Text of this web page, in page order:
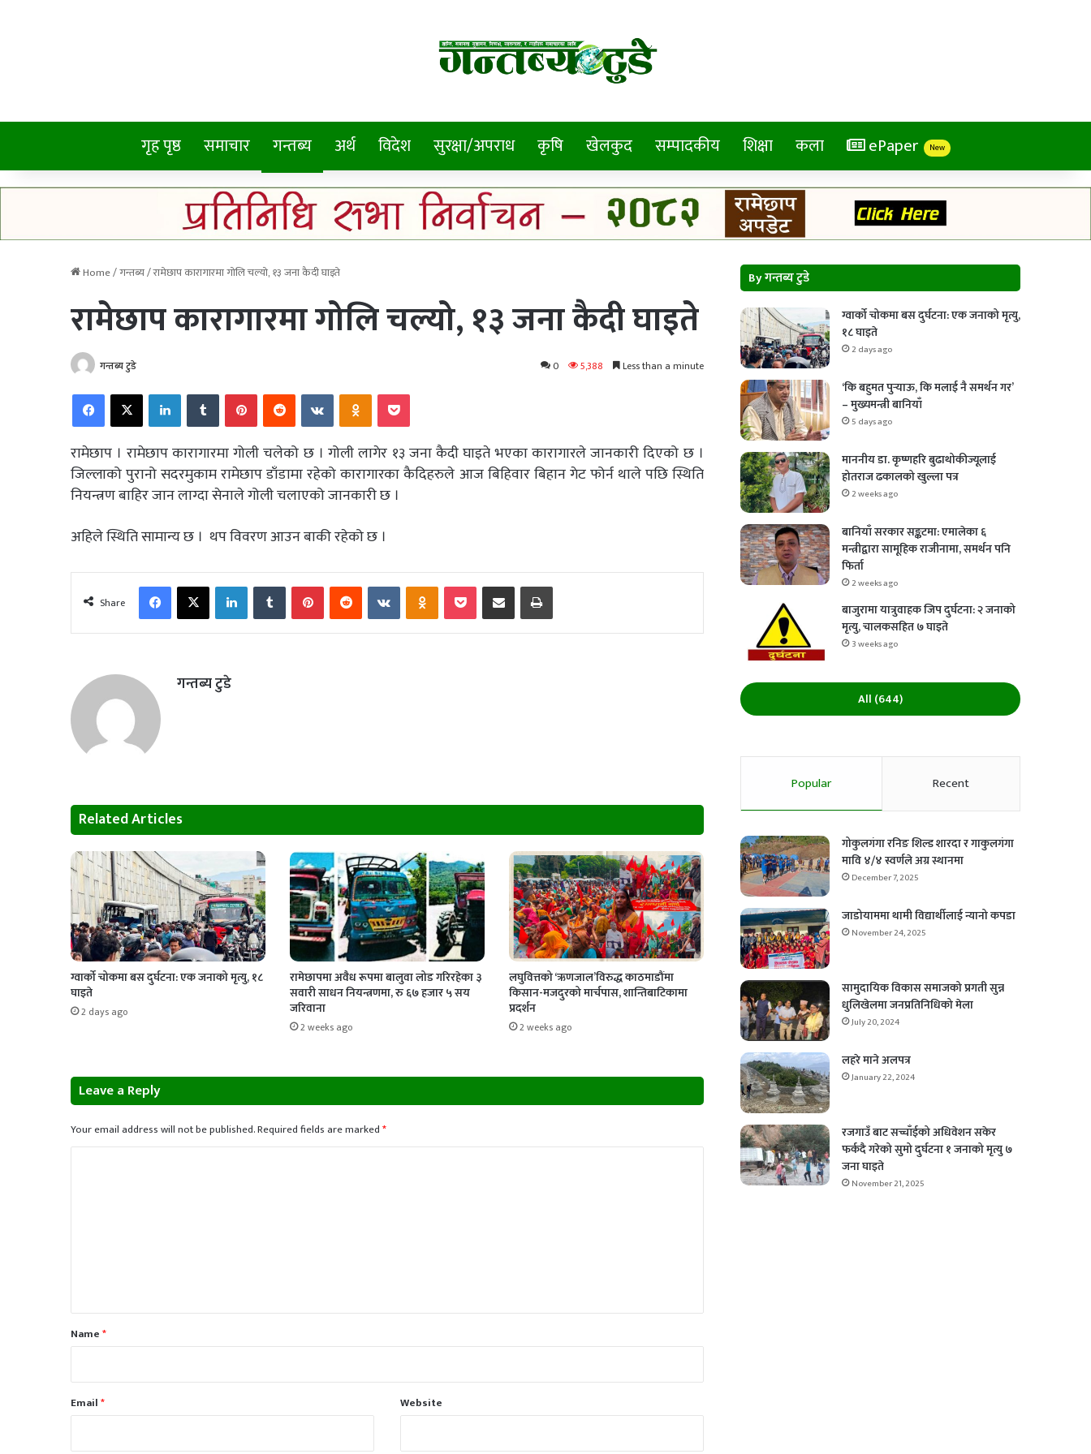
गृह पृष्ठ समाचार गन्तब्य अर्थ विदेश सुरक्षा/अपराध कृषि खेलकुद सम्पादकीय शिक्षा कला ePaper New
Home/गन्तब्य/रामेछाप कारागारमा गोलि चल्यो, १३ जना कैदी घाइते
रामेछाप कारागारमा गोलि चल्यो, १३ जना कैदी घाइते
गन्तब्य टुडे 0 5,388 Less than a minute
FacebookX LinkedInTumblr PinterestReddit VKontakteOdnoklassniki
Pocket
रामेछाप । रामेछाप कारागारमा गोली चलेको छ । गोली लागेर १३ जना कैदी घाइते भएका कारागारले जानकारी दिएको छ ।
जिल्लाको पुरानो सदरमुकाम रामेछाप डाँडामा रहेको कारागारका कैदिहरुले आज बिहिवार बिहान गेट फोर्न थाले पछि स्थिति
नियन्त्रण बाहिर जान लाग्दा सेनाले गोली चलाएको जानकारी छ ।
अहिले स्थिति सामान्य छ । थप विवरण आउन बाकी रहेको छ ।
Share
FacebookX LinkedInTumblr PinterestReddit VKontakteOdnoklassniki
Pocket Share via Email Print
गन्तब्य टुडे
Related Articles
ग्वार्को चोकमा बस दुर्घटना: एक जनाको मृत्यु, १८
घाइते
2 days ago
रामेछापमा अवैध रूपमा बालुवा लोड गरिरहेका ३
सवारी साधन नियन्त्रणमा, रु ६७ हजार ५ सय
जरिवाना
2 weeks ago
लघुवित्तको ‘ऋणजाल’विरुद्ध काठमाडौंमा
किसान-मजदुरको मार्चपास, शान्तिबाटिकामा
प्रदर्शन
2 weeks ago
Leave a Reply
Your email address will not be published.Required fields are marked*
*Name*
Email* Website
By गन्तब्य टुडे
ग्वार्को चोकमा बस दुर्घटना: एक जनाको मृत्यु,
१८ घाइते
2 days ago
‘कि बहुमत पुर्‍याऊ, कि मलाई नै समर्थन गर’
– मुख्यमन्त्री बानियाँ
5 days ago
माननीय डा. कृष्णहरि बुढाथोकीज्यूलाई
होतराज ढकालको खुल्ला पत्र
2 weeks ago
बानियाँ सरकार सङ्कटमा: एमालेका ६
मन्त्रीद्वारा सामूहिक राजीनामा, समर्थन पनि
फिर्ता
2 weeks ago
बाजुरामा यात्रुवाहक जिप दुर्घटना: २ जनाको
मृत्यु, चालकसहित ७ घाइते
3 weeks ago
All (644)
Popular Recent
गोकुलगंगा रनिङ शिल्ड शारदा र गाकुलगंगा
मावि ४/४ स्वर्णले अग्र स्थानमा
December 7, 2025
जाडोयाममा थामी विद्यार्थीलाई न्यानो कपडा
November 24, 2025
सामुदायिक विकास समाजको प्रगती सुन्न
धुलिखेलमा जनप्रतिनिधिको मेला
July 20, 2024
लहरे माने अलपत्र
January 22, 2024
रजगाउँ बाट सच्चाँईको अधिवेशन सकेर
फर्कदै गरेको सुमो दुर्घटना १ जनाको मृत्यु ७
जना घाइते
November 21, 2025